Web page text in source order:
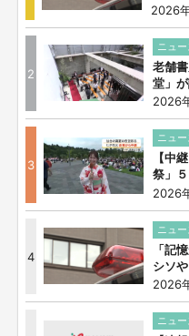
2026
2
ニュー
老舗
堂」
2026
3
ニュー
【中
祭」
2026
4
ニュー
「記
シソ
2026
ニュー